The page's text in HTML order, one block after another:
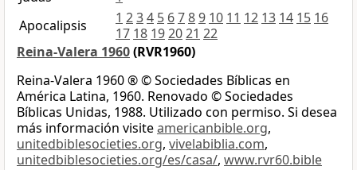
Apocalipsis
1 234 5 6789 10 11 12 13 14 15 16
17 18 192021 22
Reina-Valera 1960(RVR1960)
Reina-Valera 1960 ® © Sociedades Bíblicas en
América Latina, 1960. Renovado © Sociedades
Bíblicas Unidas, 1988. Utilizado con permiso. Si desea
más información visiteamericanbible.org,
unitedbiblesocieties.org, vivelabiblia.com,
unitedbiblesocieties.org/es/casa/, www.rvr60.bible